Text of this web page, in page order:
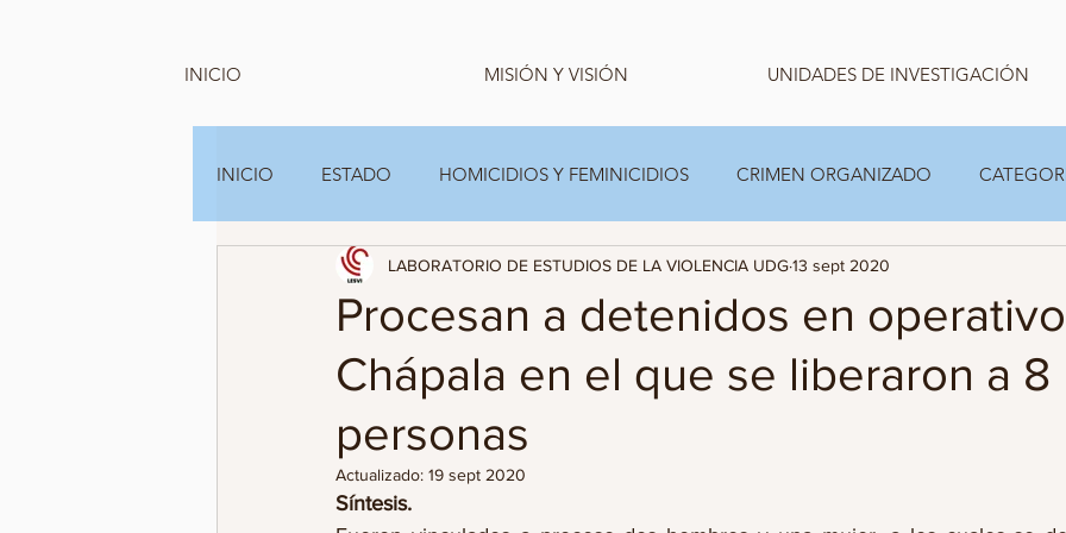
INICIO MISIÓN Y VISIÓN UNIDADES DE INVESTIGACIÓN
INICIO ESTADO HOMICIDIOS Y FEMINICIDIOS CRIMEN ORGANIZADO
GRUPOS FAMILIARES Y A.C CARPETA TEMPORAL FAMILIAS ESTADISTICA
Procesan a detenidos en
Chápala en el que se liberaron a 8
personas
LABORATORIO DE ESTUDIOS DE LA VIOLENCIA UDG13 sept 2020
Actualizado: 19 sept 2020
Síntesis.